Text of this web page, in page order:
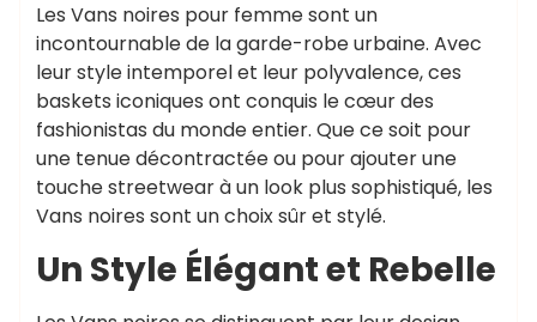
Les Vans noires pour femme sont un
incontournable de la garde-robe urbaine. Avec
leur style intemporel et leur polyvalence, ces
baskets iconiques ont conquis le cœur des
fashionistas du monde entier. Que ce soit pour
une tenue décontractée ou pour ajouter une
touche streetwear à un look plus sophistiqué, les
Vans noires sont un choix sûr et stylé.
Un Style Élégant et Rebelle